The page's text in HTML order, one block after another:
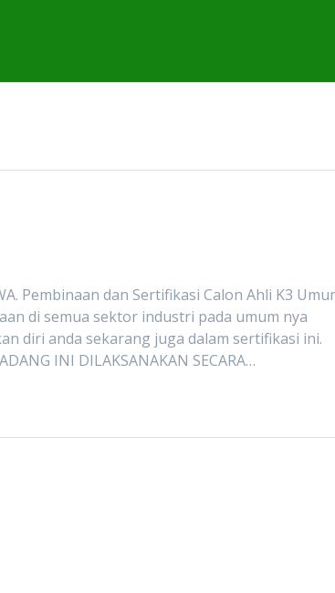
Pembinaan dan Sertifikasi Calon Ahli K3
di semua sektor industri pada umum nya
diri anda sekarang juga dalam sertifikasi ini.
INI DILAKSANAKAN SECARA…